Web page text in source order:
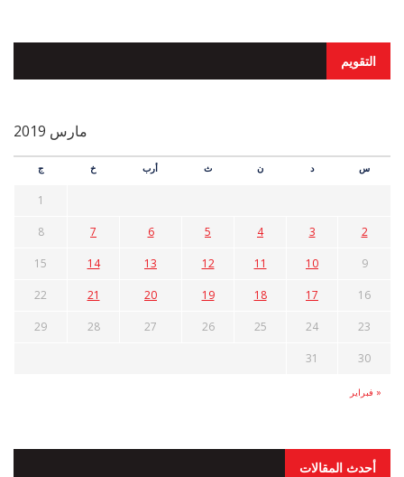
التقويم
مارس 2019
س د ن ث أرب خ ج
« فبراير
1
2
3
4
5
6
7
8
9
10
11
12
13
14
15
16
17
18
19
20
21
22
23
24
25
26
27
28
29
30
31
أحدث المقالات